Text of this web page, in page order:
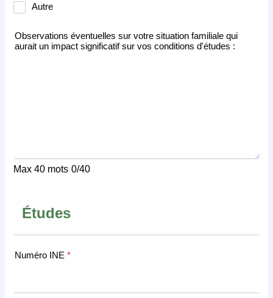
Autre
Observations éventuelles sur votre situation familiale qui
aurait un impact significatif sur vos conditions d'études :
Max 40 mots 0/40
Études
Numéro INE *